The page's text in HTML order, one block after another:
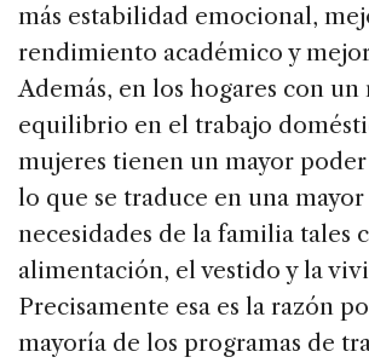
más estabilidad emocional,
rendimiento académico y
Además, en los hogares con un
equilibrio en el trabajo
mujeres tienen un mayor
lo que se traduce en una
necesidades de la familia tales
alimentación, el vestido y la
Precisamente esa es la razón
mayoría de los programas de